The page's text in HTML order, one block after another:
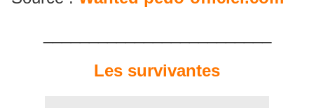
Les survivantes